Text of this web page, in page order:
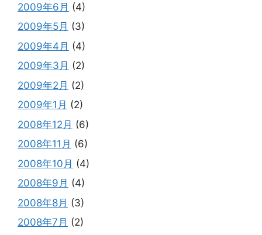
2009年6月 (4)
2009年5月 (3)
2009年4月 (4)
2009年3月 (2)
2009年2月 (2)
2009年1月 (2)
2008年12月 (6)
2008年11月 (6)
2008年10月 (4)
2008年9月 (4)
2008年8月 (3)
2008年7月 (2)